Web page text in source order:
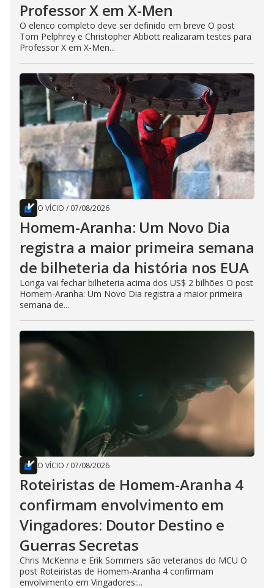
Professor X em X-Men
O elenco completo deve ser definido em breve O post
Tom Pelphrey e Christopher Abbott realizaram testes para
Professor X em X-Men...
O VÍCIO / 07/08/2026
Homem-Aranha: Um Novo Dia
registra a maior primeira semana
de bilheteria da história nos EUA
Longa vai fechar bilheteria acima dos US$ 2 bilhões O post
Homem-Aranha: Um Novo Dia registra a maior primeira
semana de...
O VÍCIO / 07/08/2026
Roteiristas de Homem-Aranha 4
confirmam envolvimento em
Vingadores: Doutor Destino e
Guerras Secretas
Chris McKenna e Erik Sommers são veteranos do MCU O
post Roteiristas de Homem-Aranha 4 confirmam
envolvimento em Vingadores:...